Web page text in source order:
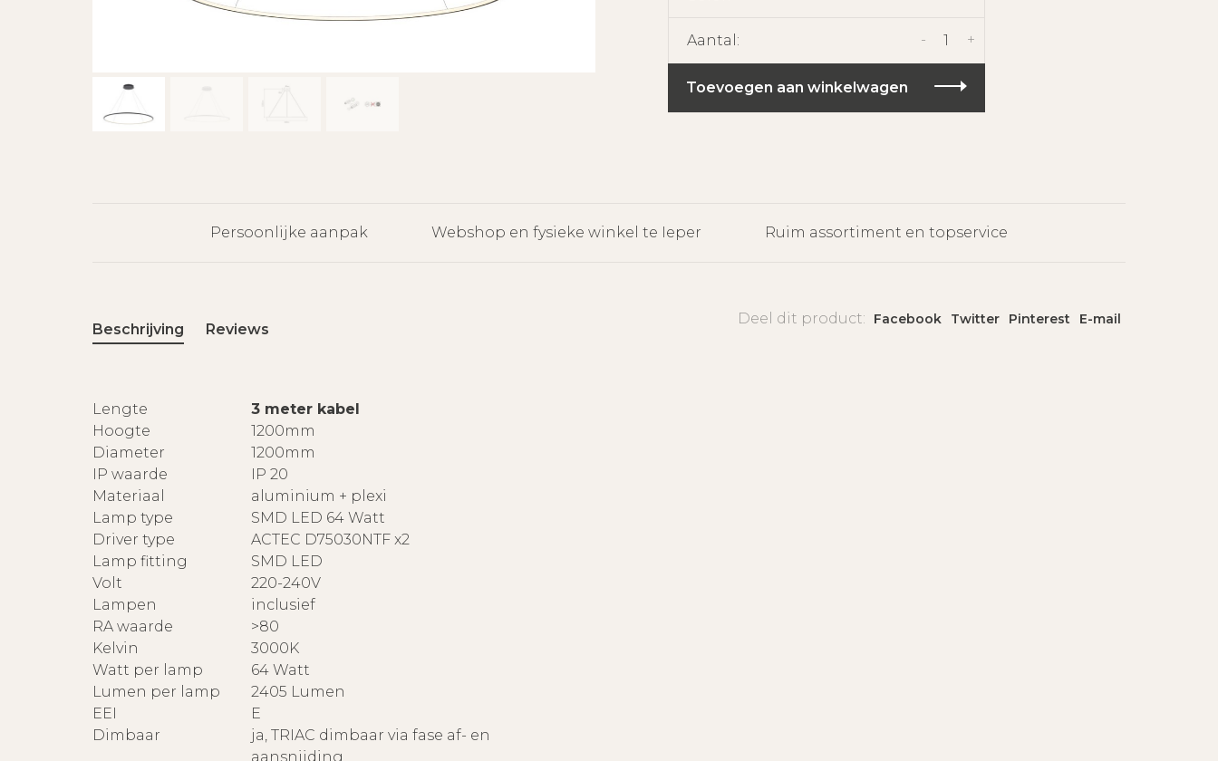
Aantal: +
-
Toevoegen aan winkelwagen
Persoonlijke aanpak Webshop en fysieke winkel te Ieper Ruim assortiment en topservice
Deel dit product: Facebook Twitter Pinterest E-mail
Beschrijving Reviews
Lengte
3 meter kabel
Hoogte
1200mm
Diameter
1200mm
IP waarde
IP 20
Materiaal
aluminium + plexi
Lamp type
SMD LED 64 Watt
Driver type
ACTEC D75030NTF x2
Lamp fitting
SMD LED
Volt
220-240V
Lampen
inclusief
RA waarde
>80
Kelvin
3000K
Watt per lamp
64 Watt
Lumen per lamp
2405 Lumen
EEI
E
Dimbaar
ja, TRIAC dimbaar via fase af- en
aansnijding